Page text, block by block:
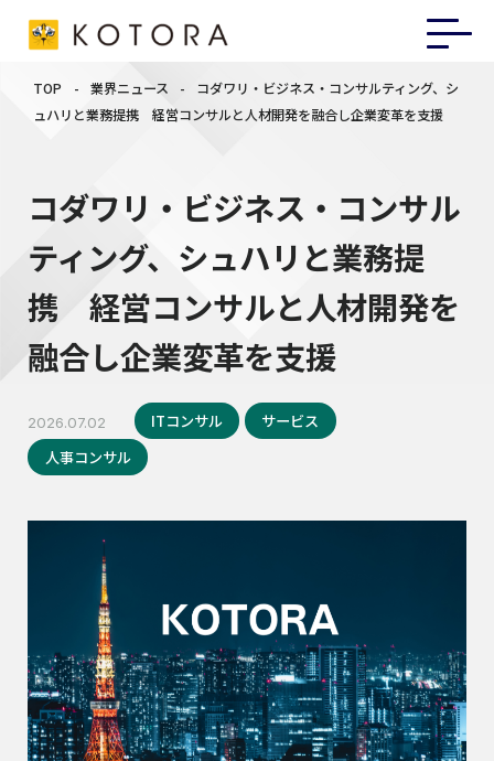
TOP - 業界ニュース -
コダワリ・ビジネス・コンサルティング、シ
ュハリと業務提携 経営コンサルと人材開発を融合し企業変革を支援
コダワリ・ビジネス・コンサル
ティング、シュハリと業務提
携 経営コンサルと人材開発を
融合し企業変革を支援
2026.07.02 ITコンサル
サービス
人事コンサル